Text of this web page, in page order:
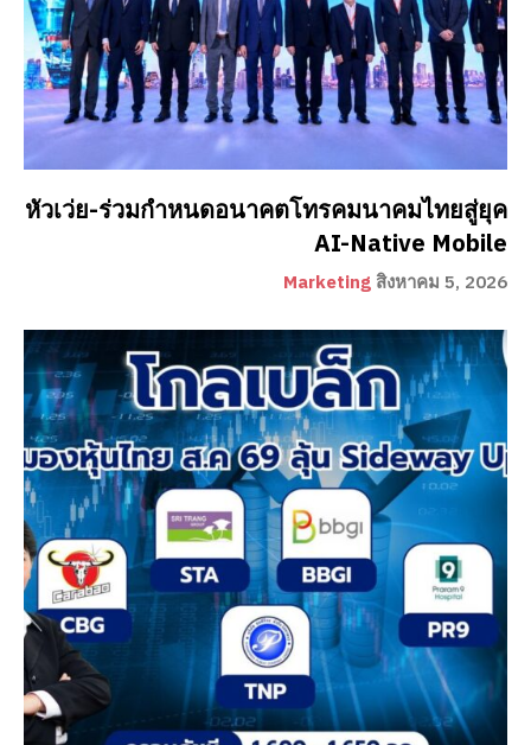
หัวเว่ย-ร่วมกำหนดอนาคตโทรคมนาคมไทยสู่ยุค
AI-Native Mobile
Marketing สิงหาคม 5, 2026